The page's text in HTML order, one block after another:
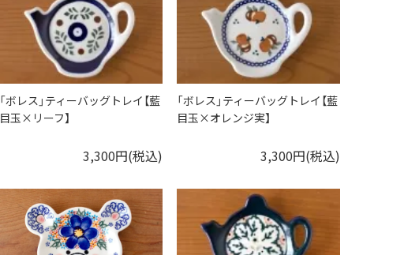
「ボレス」ティーバッグトレイ【藍
目玉×リーフ】
3,300円(税込)
「ボレス」ティーバッグトレイ【藍
目玉×オレンジ実】
3,300円(税込)